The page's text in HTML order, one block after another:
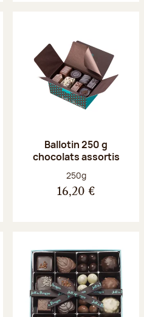
Ballotin 250 g
chocolats assortis
Poids net :
250g
16,20 €